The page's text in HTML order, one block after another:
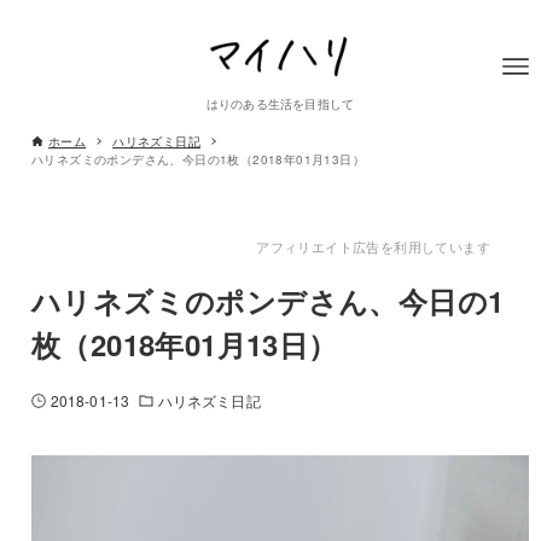
はりのある生活を目指して
ホーム
ハリネズミ日記
ハリネズミのポンデさん、今日の1枚（2018年01月13日）
アフィリエイト広告を利用しています
ハリネズミのポンデさん、今日の1
枚（2018年01月13日）
2018-01-13 ハリネズミ日記